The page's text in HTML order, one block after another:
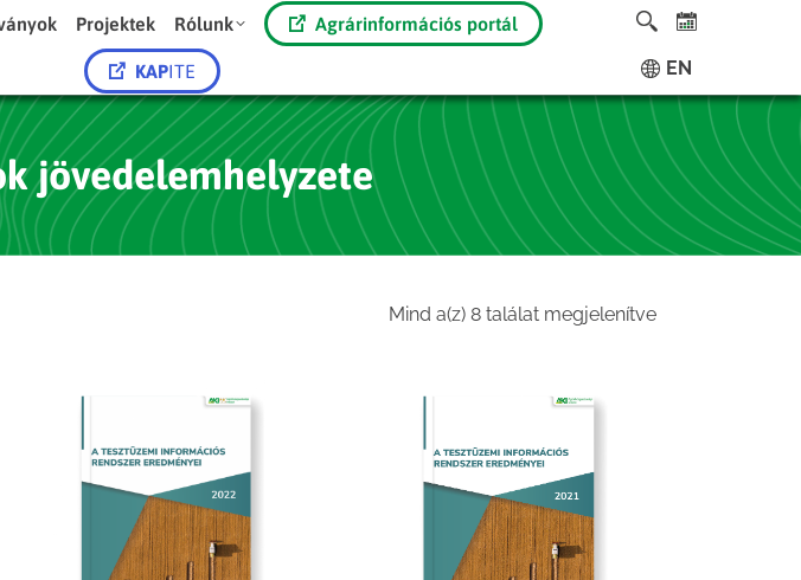
Projektek Rólunk Agrárinformációs portál
KAPITE EN
jövedelemhelyzete
Mind a(z) 8 találat megjelenítveSorted